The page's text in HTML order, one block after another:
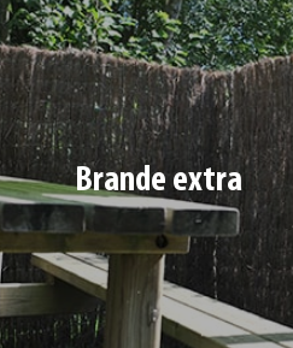
Brande extra
BRANDE EXTRA
Densité 3 kg/m² (env.)
Ref. 352542 | Dim : 1 x 3 m
Ref. 352543 | Dim : 1,5 x 3 m
Ref. 352544 | Dim : 2 x 3 m